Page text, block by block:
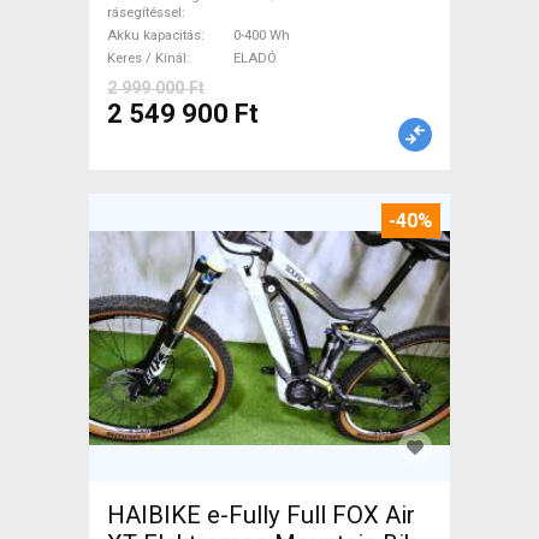
rásegítéssel
Akku kapacitás
0-400 Wh
Keres / Kínál
ELADÓ
2 999 000 Ft
2 549 900 Ft
-40%
HAIBIKE e-Fully Full FOX Air